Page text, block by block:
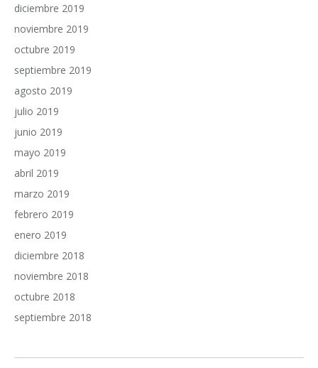
diciembre 2019
noviembre 2019
octubre 2019
septiembre 2019
agosto 2019
julio 2019
junio 2019
mayo 2019
abril 2019
marzo 2019
febrero 2019
enero 2019
diciembre 2018
noviembre 2018
octubre 2018
septiembre 2018